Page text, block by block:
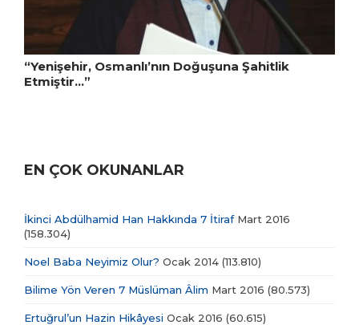
“Yenişehir, Osmanlı’nın Doğuşuna Şahitlik
Etmiştir…”
EN ÇOK OKUNANLAR
İkinci Abdülhamid Han Hakkında 7 İtirafMart 2016
(158.304)
Noel Baba Neyimiz Olur? Ocak 2014 (113.810)
Bilime Yön Veren 7 Müslüman Âlim Mart 2016 (80.573)
Ertuğrul’un Hazin Hikâyesi Ocak 2016 (60.615)